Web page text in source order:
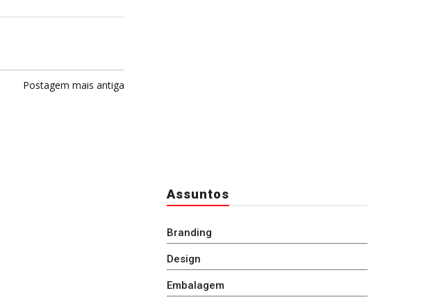
Postagem mais antiga
Assuntos
Branding
Design
Embalagem